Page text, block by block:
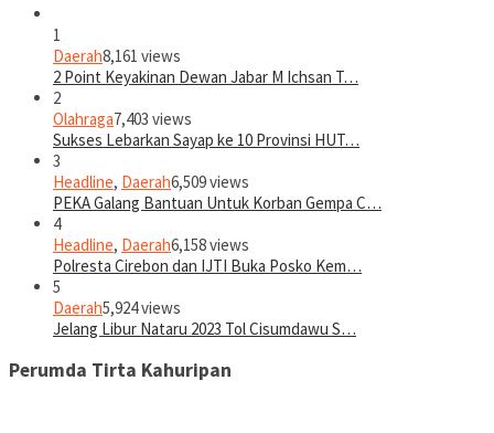
1
Daerah8,161 views
2 Point Keyakinan Dewan Jabar M Ichsan T…
2
Olahraga7,403 views
Sukses Lebarkan Sayap ke 10 Provinsi HUT…
3
Headline, Daerah6,509 views
PEKA Galang Bantuan Untuk Korban Gempa C…
4
Headline, Daerah6,158 views
Polresta Cirebon dan IJTI Buka Posko Kem…
5
Daerah5,924 views
Jelang Libur Nataru 2023 Tol Cisumdawu S…
Perumda Tirta Kahuripan